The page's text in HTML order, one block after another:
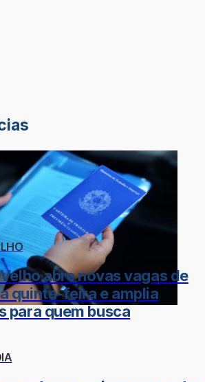
abre novas vagas de
quinta-feira e amplia
para quem busca